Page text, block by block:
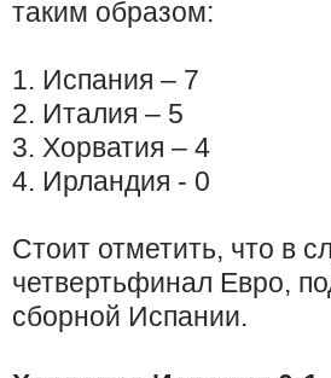
таким образом:
1. Испания – 7
2. Италия – 5
3. Хорватия – 4
4. Ирландия - 0
Стоит отметить, что в
четвертьфинал Евро,
сборной Испании.